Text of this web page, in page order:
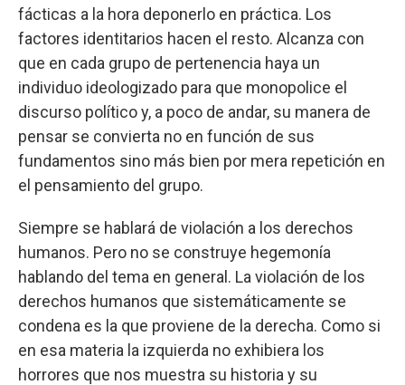
fácticas a la hora deponerlo en práctica. Los
factores identitarios hacen el resto. Alcanza con
que en cada grupo de pertenencia haya un
individuo ideologizado para que monopolice el
discurso político y, a poco de andar, su manera de
pensar se convierta no en función de sus
fundamentos sino más bien por mera repetición en
el pensamiento del grupo.
Siempre se hablará de violación a los derechos
humanos. Pero no se construye hegemonía
hablando del tema en general. La violación de los
derechos humanos que sistemáticamente se
condena es la que proviene de la derecha. Como si
en esa materia la izquierda no exhibiera los
horrores que nos muestra su historia y su